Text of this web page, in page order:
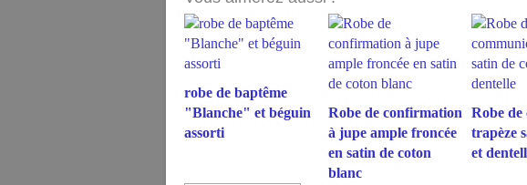
robe de baptême
"Blanche" et béguin
assorti
Robe de confirmation
à jupe ample froncée
en satin de coton
blanc
Robe de
trapèze
et